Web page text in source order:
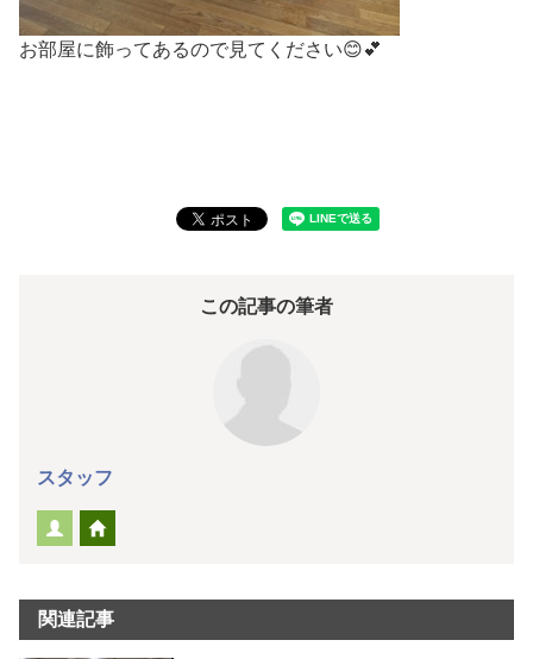
お部屋に飾ってあるので見てください😊💕
この記事の筆者
スタッフ
関連記事